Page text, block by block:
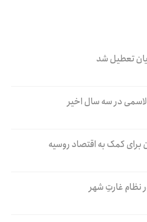
تعطیل شد
برای کمک به اقتصاد روسیه
غارتِ شهر